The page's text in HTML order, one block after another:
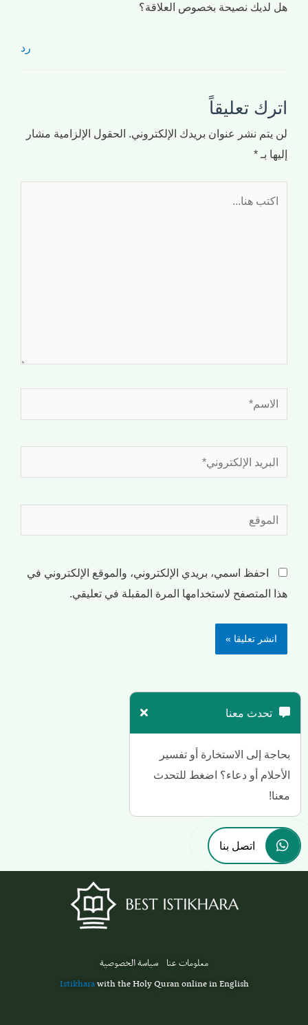
هل لديك نصيحة بخصوص العلاقة؟
رد
اترك تعليقاً
لن يتم نشر عنوان بريدك الإلكتروني. الحقول الإلزامية مشار
إليها بـ *
احفظ اسمي، بريدي الإلكتروني، والموقع الإلكتروني في
هذا المتصفح لاستخدامها المرة المقبلة في تعليقي.
تحدث معنا
بحاجة إلى الاستخارة أو تفسير
الأحلام أو دعاء؟ اضغط للتحدث
معنا!
اتصل بنا
معلومات عنا سياسة الخصوصية
Istikharawith the Holy Quran online in English